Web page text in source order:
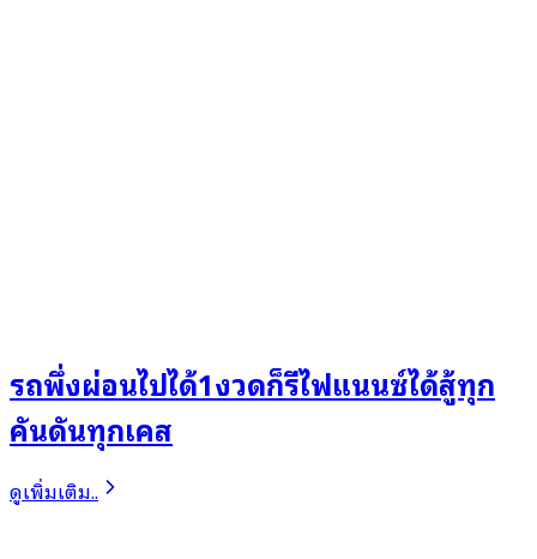
รถพึ่งผ่อนไปได้1งวดก็รีไฟแนนซ์ได้สู้ทุก
คันดันทุกเคส
ดูเพิ่มเติม..